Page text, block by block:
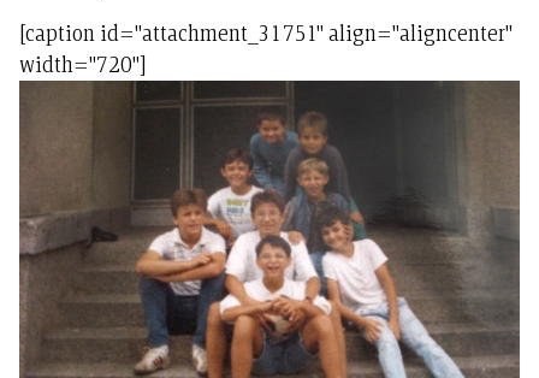
[caption id="attachment_31751" align="aligncenter"
width="720"]